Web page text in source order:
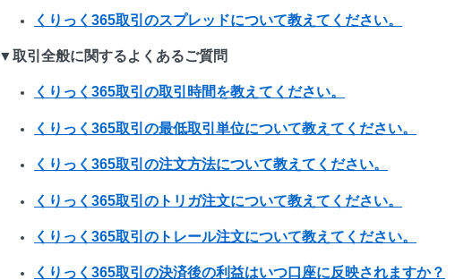
くりっく365取引のスプレッドについて教えてください。
▼取引全般に関するよくあるご質問
くりっく365取引の取引時間を教えてください。
くりっく365取引の最低取引単位について教えてください。
くりっく365取引の注文方法について教えてください。
くりっく365取引のトリガ注文について教えてください。
くりっく365取引のトレール注文について教えてください。
くりっく365取引の決済後の利益はいつ口座に反映されますか？